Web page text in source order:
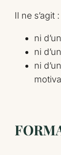
Il ne s’agit :
ni
ni
ni